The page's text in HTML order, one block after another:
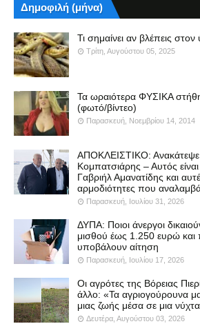
Δημοφιλή (μήνα)
Τι σημαίνει αν βλέπεις
Τρίτη, Αυγούστου 05, 2025
Τα ωραιότερα ΦΥΣΙΚΑ
(φωτό/βίντεο)
Παρασκευή, Νοεμβρίου 14, 2014
ΑΠΟΚΛΕΙΣΤΙΚΟ: Ανακάτεψε
Κομπατσιάρης – Αυτός
Γαβριήλ Αμανατίδης και
αρμοδιότητες που
Παρασκευή, Ιουλίου 31, 2026
ΔΥΠΑ: Ποιοι άνεργοι
μισθού έως 1.250 ευρώ
υποβάλουν αίτηση
Παρασκευή, Ιουλίου 17, 2026
Οι αγρότες της Βόρειας
άλλο: «Τα αγριογούρουνα
μιας ζωής μέσα σε μια
Δευτέρα, Αυγούστου 03, 2026